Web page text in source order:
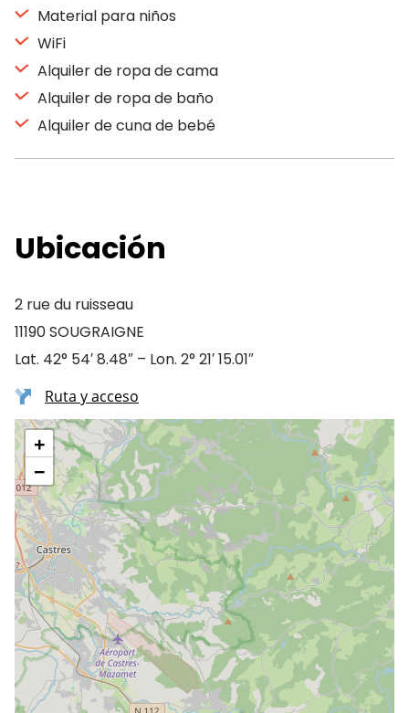
Material para niños
WiFi
Alquiler de ropa de cama
Alquiler de ropa de baño
Alquiler de cuna de bebé
Ubicación
2 rue du ruisseau
11190 SOUGRAIGNE
Lat. 42° 54′ 8.48″ – Lon. 2° 21′ 15.01″
Ruta y acceso
+
−